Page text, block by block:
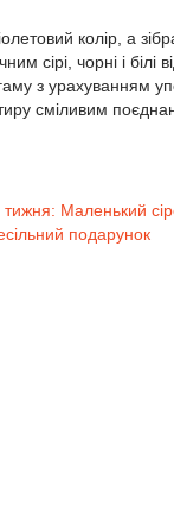
колір, а
сірі, чорні і білі
з урахуванням
сміливим